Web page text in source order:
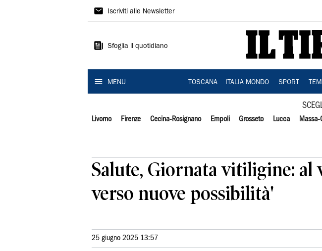
Il
Iscriviti alle Newsletter
Sfoglia il quotidiano
MENU TOSCANA ITALIA MONDO SPORT
Livorno Firenze Cecina-Rosignano Empoli Grosseto Lucca Massa-
Salute, Giornata vitiligine:
verso nuove possibilità'
25 giugno 2025 13:57